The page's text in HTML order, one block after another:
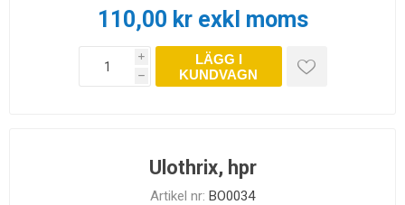
110,00 kr exkl moms
i
h
LÄGG I
KUNDVAGN
Ulothrix, hpr
Artikel nr: BO0034